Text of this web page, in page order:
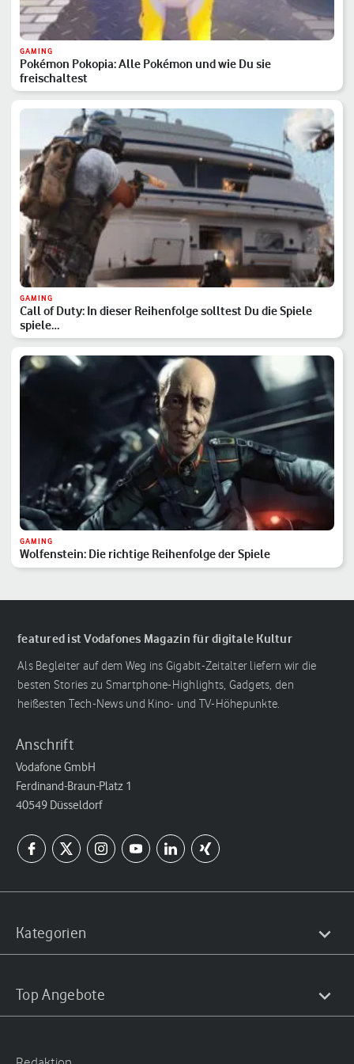
GAMING
Pokémon Pokopia: Alle Pokémon und wie Du sie
freischaltest
GAMING
Call of Duty: In dieser Reihenfolge solltest Du die Spiele
spiele…
GAMING
Wolfenstein: Die richtige Reihenfolge der Spiele
featured ist Vodafones Magazin für digitale Kultur
Als Begleiter auf dem Weg ins Gigabit-Zeitalter liefern wir die
besten Stories zu Smartphone-Highlights, Gadgets, den
heißesten Tech-News und Kino- und TV-Höhepunkte.
Anschrift
Vodafone GmbH
Ferdinand-Braun-Platz 1
40549 Düsseldorf
Kategorien
Top Angebote